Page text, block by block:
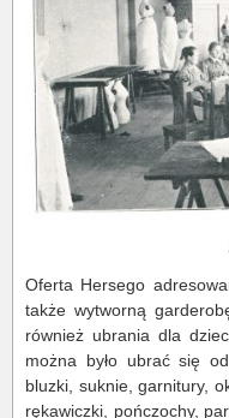
Oferta Hersego
także wytworną
również ubrania dla
można było ubrać się
bluzki, suknie, garnitury,
rękawiczki, pończochy,